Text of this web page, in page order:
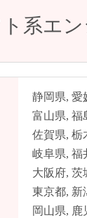
系エ
静岡県, 愛
富山県, 福
佐賀県, 栃
岐阜県, 福
大阪府, 茨
東京都, 新
岡山県, 鹿